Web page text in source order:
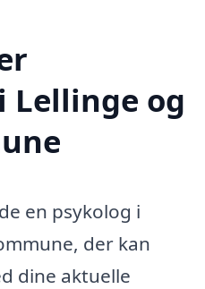
Lellinge og
en psykolog i
der kan
dine aktuelle